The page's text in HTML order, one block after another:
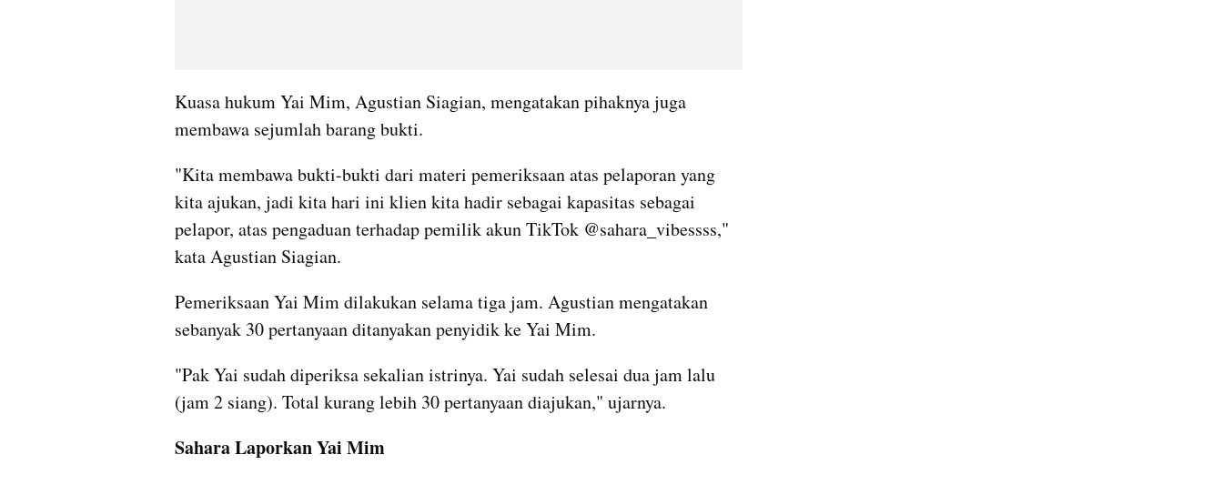
Kuasa hukum Yai Mim, Agustian Siagian, mengatakan pihaknya juga
membawa sejumlah barang bukti.
"Kita membawa bukti-bukti dari materi pemeriksaan atas pelaporan yang
kita ajukan, jadi kita hari ini klien kita hadir sebagai kapasitas sebagai
pelapor, atas pengaduan terhadap pemilik akun TikTok @sahara_vibessss,"
kata Agustian Siagian.
Pemeriksaan Yai Mim dilakukan selama tiga jam. Agustian mengatakan
sebanyak 30 pertanyaan ditanyakan penyidik ke Yai Mim.
"Pak Yai sudah diperiksa sekalian istrinya. Yai sudah selesai dua jam lalu
(jam 2 siang). Total kurang lebih 30 pertanyaan diajukan," ujarnya.
Sahara Laporkan Yai Mim